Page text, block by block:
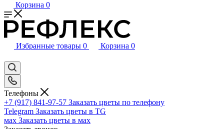
Корзина 0
Избранные товары 0 Корзина 0
Телефоны
+7 (917) 841-97-57 Заказать цветы по телефону
Telegram Заказать цветы в TG
мах Заказать цветы в мах